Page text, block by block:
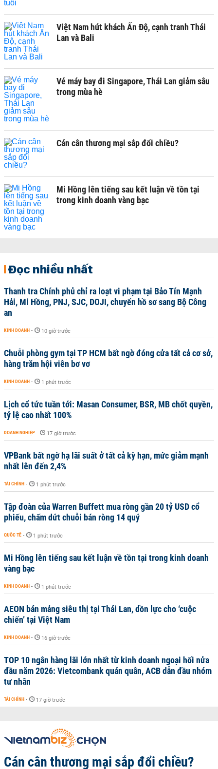
Việt Nam hút khách Ấn Độ, cạnh tranh Thái
Lan và Bali
Vé máy bay đi Singapore, Thái Lan giảm sâu
trong mùa hè
Cán cân thương mại sắp đổi chiều?
Mi Hồng lên tiếng sau kết luận về tồn tại
trong kinh doanh vàng bạc
Đọc nhiều nhất
Thanh tra Chính phủ chỉ ra loạt vi phạm tại Bảo Tín Mạnh
Hải, Mi Hồng, PNJ, SJC, DOJI, chuyển hồ sơ sang Bộ Công
an
KINH DOANH - 10 giờ trước
Chuỗi phòng gym tại TP HCM bất ngờ đóng cửa tất cả cơ sở,
hàng trăm hội viên bơ vơ
KINH DOANH - 1 phút trước
Lịch cổ tức tuần tới: Masan Consumer, BSR, MB chốt quyền,
tỷ lệ cao nhất 100%
DOANH NGHIỆP - 17 giờ trước
VPBank bất ngờ hạ lãi suất ở tất cả kỳ hạn, mức giảm mạnh
nhất lên đến 2,4%
TÀI CHÍNH - 1 phút trước
Tập đoàn của Warren Buffett mua ròng gần 20 tỷ USD cổ
phiếu, chấm dứt chuỗi bán ròng 14 quý
QUỐC TẾ - 1 phút trước
Mi Hồng lên tiếng sau kết luận về tồn tại trong kinh doanh
vàng bạc
KINH DOANH - 1 phút trước
AEON bán mảng siêu thị tại Thái Lan, dồn lực cho ‘cuộc
chiến’ tại Việt Nam
KINH DOANH - 16 giờ trước
TOP 10 ngân hàng lãi lớn nhất từ kinh doanh ngoại hối nửa
đầu năm 2026: Vietcombank quán quân, ACB dẫn đầu nhóm
tư nhân
TÀI CHÍNH - 17 giờ trước
Cán cân thương mại sắp đổi chiều?